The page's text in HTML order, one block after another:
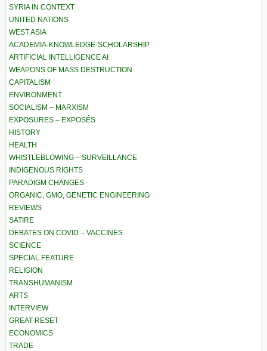
SYRIA IN CONTEXT
UNITED NATIONS
WEST ASIA
ACADEMIA-KNOWLEDGE-SCHOLARSHIP
ARTIFICIAL INTELLIGENCE AI
WEAPONS OF MASS DESTRUCTION
CAPITALISM
ENVIRONMENT
SOCIALISM – MARXISM
EXPOSURES – EXPOSÉS
HISTORY
HEALTH
WHISTLEBLOWING – SURVEILLANCE
INDIGENOUS RIGHTS
PARADIGM CHANGES
ORGANIC, GMO, GENETIC ENGINEERING
REVIEWS
SATIRE
DEBATES ON COVID – VACCINES
SCIENCE
SPECIAL FEATURE
RELIGION
TRANSHUMANISM
ARTS
INTERVIEW
GREAT RESET
ECONOMICS
TRADE